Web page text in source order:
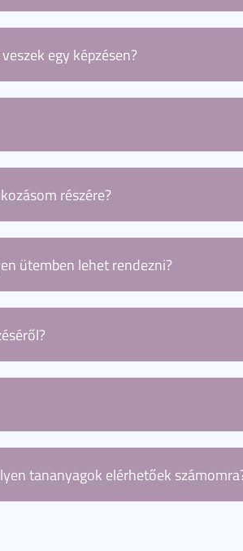
amelyről pontos
egy képzésen?
képzések nem járnak hallgatói
a hallgatói jogviszony és
folyamata. A Modulo
részére?
egyedi igényekkel forduljon
ütemben lehet rendezni?
található meg, míg egyedi
kerül kiállításra, míg a
a megszerzett kompetenciát és
esetében a mikrotanúsítvány
tananyagok elérhetőek